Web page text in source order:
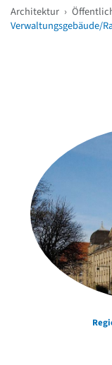
Architektur ›
Verwaltungsgebäude/